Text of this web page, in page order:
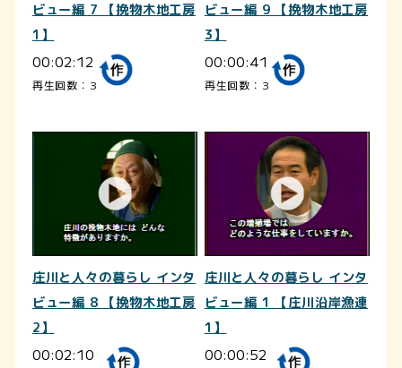
ビュー編 7 【挽物木地工房
1】
00:02:12
再生回数：3
ビュー編 9 【挽物木地工房
3】
00:00:41
再生回数：3
庄川と人々の暮らし インタ
ビュー編 8 【挽物木地工房
2】
00:02:10
庄川と人々の暮らし インタ
ビュー編 1 【庄川沿岸漁連
1】
00:00:52